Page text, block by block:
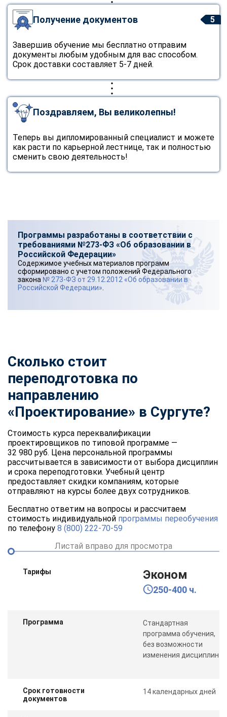
5
Получение документов
Завершив обучение мы бесплатно отправим
документы любым удобным для вас способом.
Срок доставки составляет 5-7 дней.
Поздравляем, Вы великолепны!
Теперь вы дипломированный специалист и можете
как расти по карьерной лестнице, так и полностью
сменить свою деятельность!
Программы разработаны в соответствии с
требованиями №273-ФЗ «Об образовании в
Российской Федерации»
Содержимое учебных материалов программ
сформировано с учетом положений Федерального
закона № 273-ФЗ от 29.12.2012 «Об образовании в
Российской Федерации»
Сколько стоит
переподготовка по
направлению
«Проектирование» в Сургуте?
Стоимость курса переквалификации
проектировщиков по типовой программе —
32 980 руб. Цена персональной программы
рассчитывается в зависимости от выбора дисциплин
и срока переподготовки. Учебный центр
предоставляет скидки компаниям, которые
отправляют на курсы более двух сотрудников.
Бесплатно ответим на вопросы и рассчитаем
стоимость индивидуальной программы переобучения
по телефону 8 (800) 222-70-59
Листай вправо для просмотра
Тарифы Эконом
250-400 ч.
Программа
Стандартная
программа обучения,
без возможности
изменения дисциплин
Срок готовности
документов
14 календарных дней